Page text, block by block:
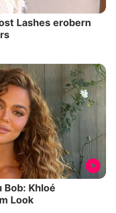
Lashes erobern
Bob: Khloé
Look